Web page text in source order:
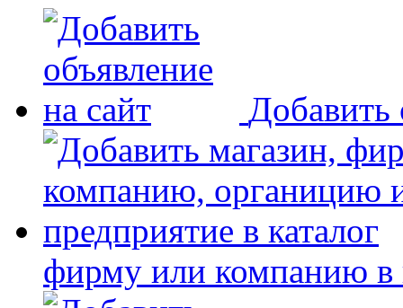
Добавить
фирму или компанию в